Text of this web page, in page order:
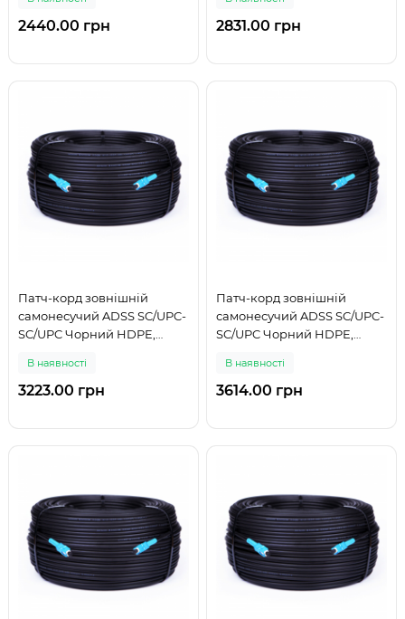
Simplex, 4,4мм - 150 м
2440.00 грн
Simplex, 4,4мм - 175 м
2831.00 грн
Патч-корд зовнішній
самонесучий ADSS SC/UPC-
SC/UPC Чорний HDPE,
Simplex, 4,4мм - 200 м
В наявності
3223.00 грн
Патч-корд зовнішній
самонесучий ADSS SC/UPC-
SC/UPC Чорний HDPE,
Simplex, 4,4мм - 225 м
В наявності
3614.00 грн